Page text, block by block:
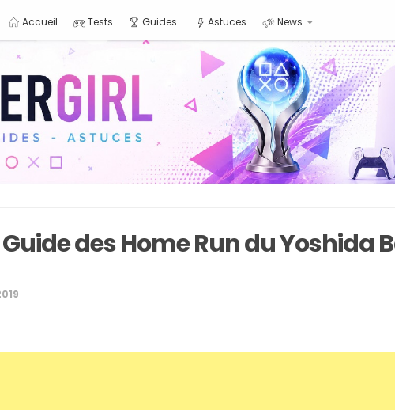
Accueil Tests Guides Astuces News
des Home Run du Yoshida